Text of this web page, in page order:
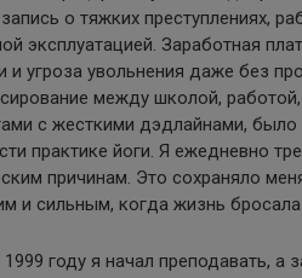
о тяжких преступлениях,
эксплуатацией. Заработная
угроза увольнения даже без
между школой,
с жесткими дэдлайнами,
практике йоги. Я ежедневно
причинам. Это сохраняло
и сильным, когда жизнь
году я начал преподавать, а